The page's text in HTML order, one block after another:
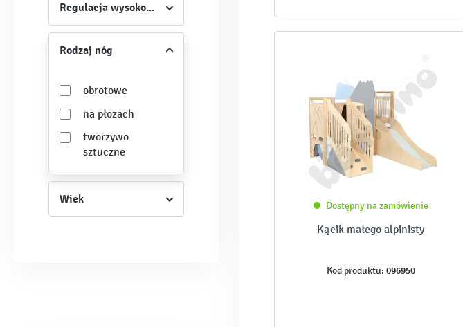
Regulacja wysokości
Rodzaj nóg
obrotowe
na płozach
tworzywo
sztuczne
Wiek Dostępny na zamówienie
Kącik małego alpinisty
Kod produktu: 096950